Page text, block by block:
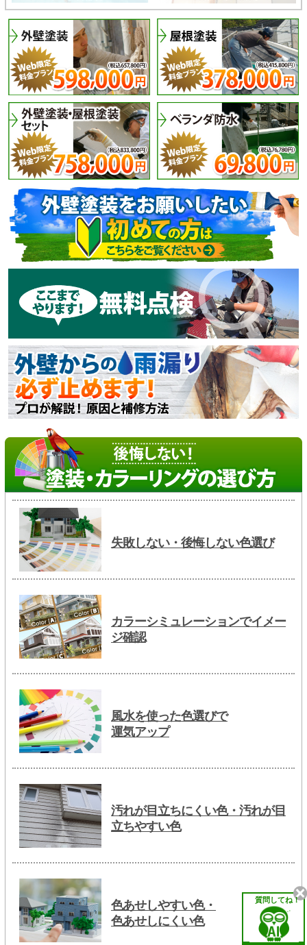
失敗しない・後悔しない色選び
カラーシミュレーションでイメー
ジ確認
風水を使った色選びで
運気アップ
汚れが目立ちにくい色・汚れが目
立ちやすい色
色あせしやすい色・
色あせしにくい色
質問してね！